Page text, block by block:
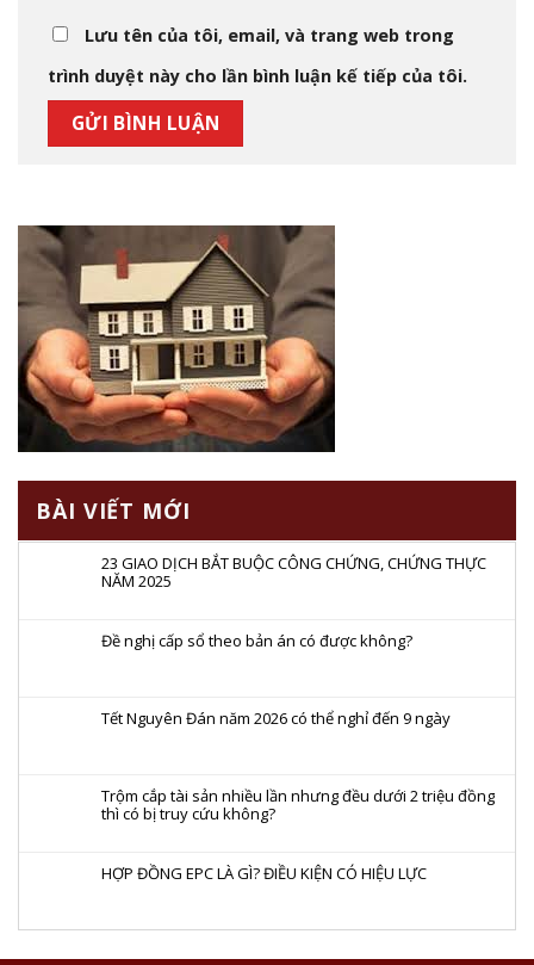
Lưu tên của tôi, email, và trang web trong
trình duyệt này cho lần bình luận kế tiếp của tôi.
BÀI VIẾT MỚI
23 GIAO DỊCH BẮT BUỘC CÔNG CHỨNG, CHỨNG THỰC
NĂM 2025
Đề nghị cấp sổ theo bản án có được không?
Tết Nguyên Đán năm 2026 có thể nghỉ đến 9 ngày
Trộm cắp tài sản nhiều lần nhưng đều dưới 2 triệu đồng
thì có bị truy cứu không?
HỢP ĐỒNG EPC LÀ GÌ? ĐIỀU KIỆN CÓ HIỆU LỰC